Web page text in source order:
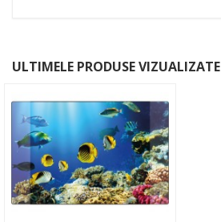
ULTIMELE PRODUSE VIZUALIZATE